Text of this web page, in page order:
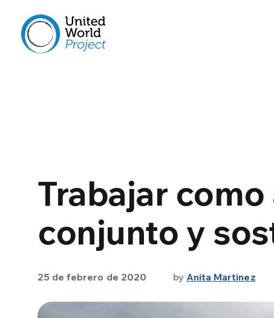
Trabajar
conjunto y
25 de febrero de 2020 by Anita Martinez